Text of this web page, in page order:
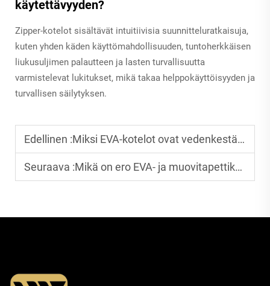
käytettävyyden?
Zipper-kotelot sisältävät intuitiivisia suunnitteluratkaisuja,
kuten yhden käden käyttömahdollisuuden, tuntoherkkäisen
liukusuljimen palautteen ja lasten turvallisuutta
varmistelevat lukitukset, mikä takaa helppokäyttöisyyden ja
turvallisen säilytyksen.
Edellinen :Miksi EVA-kotelot ovat vedenkestäviä ja kestäviä
Seuraava :Mikä on ero EVA- ja muovitapettikotelojen välillä